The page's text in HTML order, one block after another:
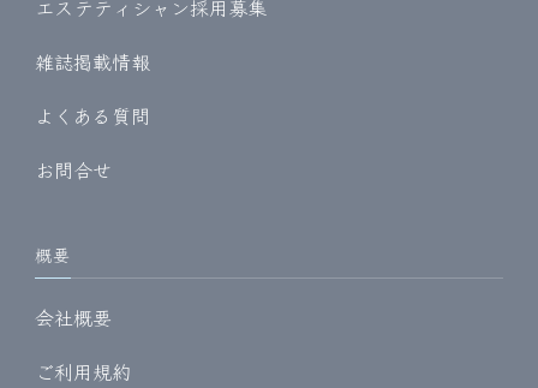
エステティシャン採用募集
雑誌掲載情報
よくある質問
お問合せ
概要
会社概要
ご利用規約